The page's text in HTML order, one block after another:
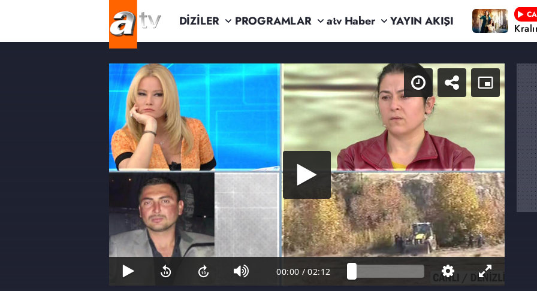
DİZİLER PROGRAMLAR atv Haber YAYIN AKIŞI
00:00 / 02:12